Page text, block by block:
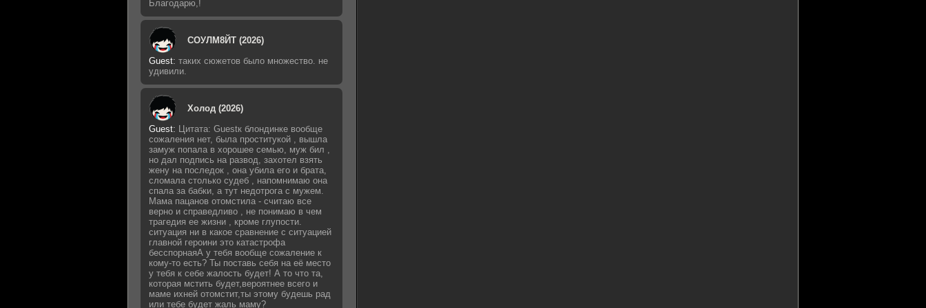
Благодарю,!
СОУЛМ8ЙТ (2026)
Guest: таких сюжетов было множество. не
удивили.
Холод (2026)
Guest: Цитата: Guestк блондинке вообще
сожаления нет, была проститукой , вышла
замуж попала в хорошее семью, муж бил ,
но дал подпись на развод, захотел взять
жену на последок , она убила его и брата,
сломала столько судеб , напомнимаю она
спала за бабки, а тут недотрога с мужем.
Мама пацанов отомстила - считаю все
верно и справедливо , не понимаю в чем
трагедия ее жизни , кроме глупости.
ситуация ни в какое сравнение с ситуацией
главной героини это катастрофа
бесспорнаяА у тебя вообще сожаление к
кому-то есть? Ты поставь себя на её место
у тебя к себе жалость будет! А то что та,
которая мстить будет,вероятнее всего и
маме ихней отомстит,ты этому будешь рад
или тебе будет жаль маму?